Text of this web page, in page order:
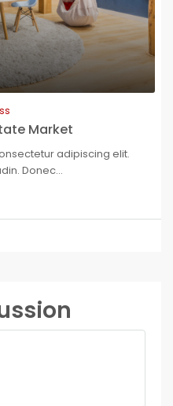
Market
adipiscing elit.
Donec...